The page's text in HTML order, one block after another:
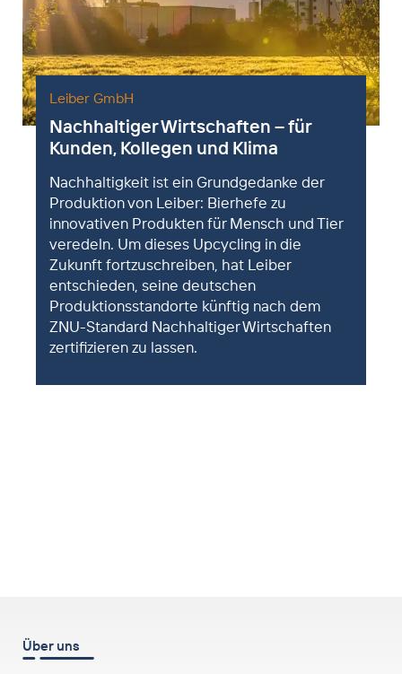
Nachhaltiger Wirtschaften – für
Kunden, Kollegen und Klima
Nachhaltigkeit ist ein Grundgedanke der
Produktion von Leiber: Bierhefe zu
innovativen Produkten für Mensch und Tier
veredeln. Um dieses Upcycling in die
Zukunft fortzuschreiben, hat Leiber
entschieden, seine deutschen
Produktionsstandorte künftig nach dem
ZNU-Standard Nachhaltiger Wirtschaften
zertifizieren zu lassen.
Leiber GmbH
Über uns